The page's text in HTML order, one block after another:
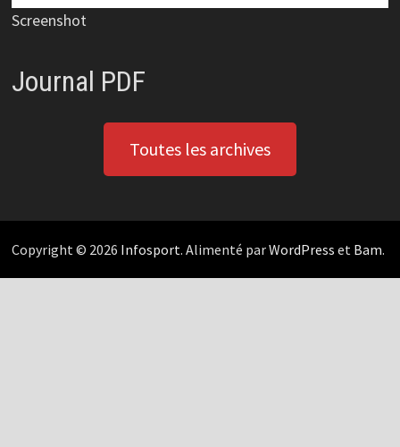
Screenshot
Journal PDF
Toutes les archives
Copyright © 2026 Infosport. Alimenté parWordPress et Bam.